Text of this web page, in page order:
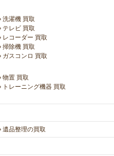
洗濯機 買取
テレビ 買取
レコーダー 買取
掃除機 買取
ガスコンロ 買取
物置 買取
トレーニング機器 買取
遺品整理の買取